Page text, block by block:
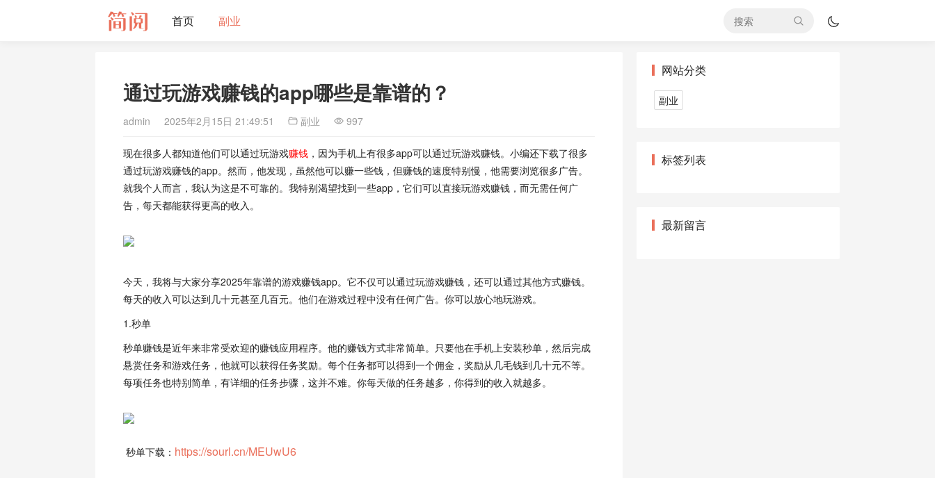
首页 副业
通过玩游戏赚钱的app哪些是靠谱的？
admin 2025年2月15日 21:49:51 副业 997
现在很多人都知道他们可以通过玩游戏赚钱 ，因为手机上有很多app可以通过玩游戏赚钱。小编还下载了很多
通过玩游戏赚钱的app。然而，他发现，虽然他可以赚一些钱，但赚钱的速度特别慢，他需要浏览很多广告。
就我个人而言，我认为这是不可靠的。我特别渴望找到一些app，它们可以直接玩游戏赚钱，而无需任何广
告，每天都能获得更高的收入。
今天，我将与大家分享2025年靠谱的游戏赚钱app。它不仅可以通过玩游戏赚钱，还可以通过其他方式赚钱。
每天的收入可以达到几十元甚至几百元。他们在游戏过程中没有任何广告。你可以放心地玩游戏。
1.秒单
秒单赚钱是近年来非常受欢迎的赚钱应用程序。他的赚钱方式非常简单。只要他在手机上安装秒单 ，然后完成
悬赏任务和游戏任务，他就可以获得任务奖励。每个任务都可以得到一个佣金，奖励从几毛钱到几十元不等。
每项任务也特别简单，有详细的任务步骤，这并不难。你每天做的任务越多，你得到的收入就越多。
秒单下载： https://sourl.cn/MEUwU6
网站分类
副业
标签列表
最新留言